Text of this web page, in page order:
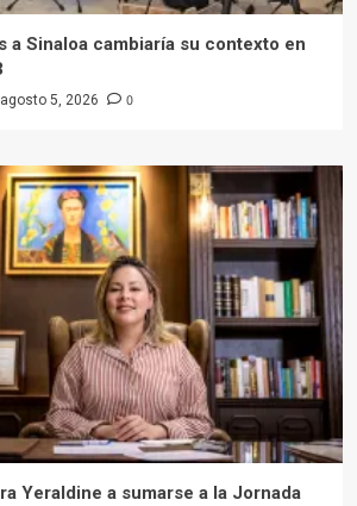
a Sinaloa cambiaría su contexto en
agosto 5, 2026 0
Yeraldine a sumarse a la Jornada